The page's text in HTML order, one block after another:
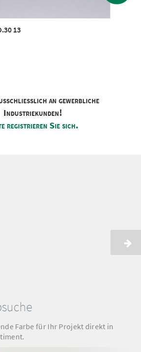
13
an gewerbliche
Industriekunden!
registrieren Sie sich.
Farbe für Ihr Projekt direkt in